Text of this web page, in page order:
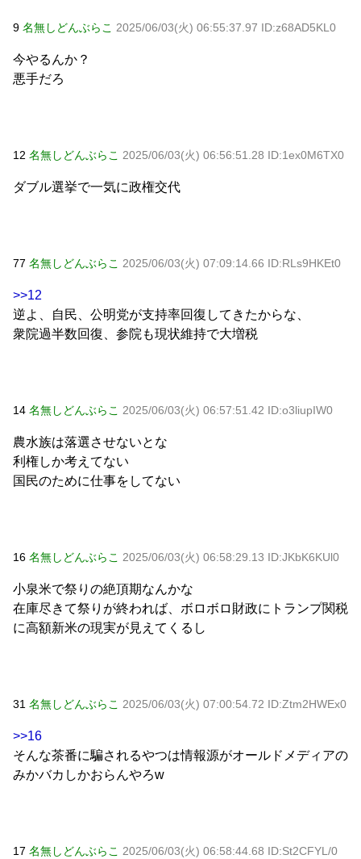
9 名無しどんぶらこ 2025/06/03(火) 06:55:37.97 ID:z68AD5KL0
今やるんか？
悪手だろ
12 名無しどんぶらこ 2025/06/03(火) 06:56:51.28 ID:1ex0M6TX0
ダブル選挙で一気に政権交代
77 名無しどんぶらこ 2025/06/03(火) 07:09:14.66 ID:RLs9HKEt0
>>12
逆よ、自民、公明党が支持率回復してきたからな、
衆院過半数回復、参院も現状維持で大増税
14 名無しどんぶらこ 2025/06/03(火) 06:57:51.42 ID:o3liupIW0
農水族は落選させないとな
利権しか考えてない
国民のために仕事をしてない
16 名無しどんぶらこ 2025/06/03(火) 06:58:29.13 ID:JKbK6KUl0
小泉米で祭りの絶頂期なんかな
在庫尽きて祭りが終われば、ボロボロ財政にトランプ関税
に高額新米の現実が見えてくるし
31 名無しどんぶらこ 2025/06/03(火) 07:00:54.72 ID:Ztm2HWEx0
>>16
そんな茶番に騙されるやつは情報源がオールドメディアの
みかバカしかおらんやろw
17 名無しどんぶらこ 2025/06/03(火) 06:58:44.68 ID:St2CFYL/0